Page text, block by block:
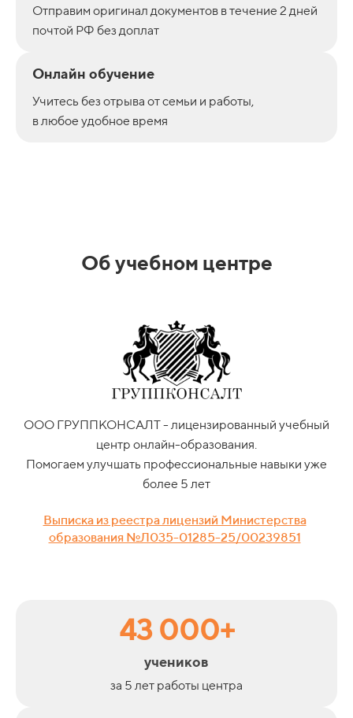
Отправим оригинал документов в течение 2 дней
почтой РФ без доплат
Онлайн обучение
Учитесь без отрыва от семьи и работы,
в любое удобное время
Об учебном центре
ООО ГРУППКОНСАЛТ - лицензированный учебный
центр онлайн-образования.
Помогаем улучшать профессиональные навыки уже
более 5 лет
Выписка из реестра лицензий Министерства
образования №Л035-01285-25/00239851
43 000+
учеников
за 5 лет работы центра